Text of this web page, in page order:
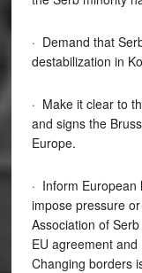
· Demand that
destabilization in
· Make it clear to
and signs the
Europe.
· Inform
impose pressure
Association of
EU agreement
Changing borders